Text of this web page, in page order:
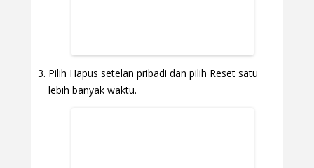
Pilih Hapus setelan pribadi dan pilih Reset satu
lebih banyak waktu.